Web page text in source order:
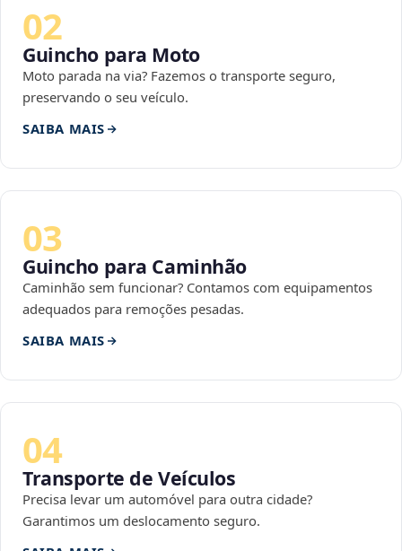
02
Guincho para Moto
Moto parada na via? Fazemos o transporte seguro,
preservando o seu veículo.
SAIBA MAIS
03
Guincho para Caminhão
Caminhão sem funcionar? Contamos com equipamentos
adequados para remoções pesadas.
SAIBA MAIS
04
Transporte de Veículos
Precisa levar um automóvel para outra cidade?
Garantimos um deslocamento seguro.